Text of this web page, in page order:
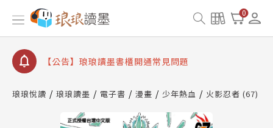
0
【公告】琅琅書店服務升級重要說明及資產合併結果
查詢
【公告】琅琅讀墨數位閱讀資產合併與書櫃開通申請
【公告】琅琅讀墨書櫃開通常見問題
請圖文教學
琅琅悅讀 琅琅讀墨 電子書 漫畫 少年熱血 火影忍者 (67)